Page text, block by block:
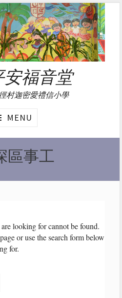
安福音堂
村迦密愛禮信小學
MENU
區事工
looking for cannot be found.
or use the search form below
for.